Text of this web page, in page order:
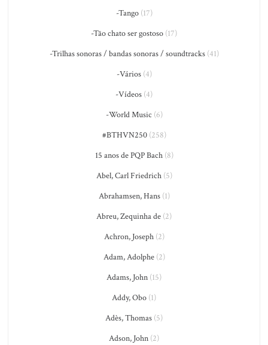
-Tango(17)
-Tão chato ser gostoso (17)
-Trilhas sonoras / bandas sonoras / soundtracks(41)
-Vários(4)
-Vídeos (4)
-World Music (6)
#BTHVN250(258)
15 anos de PQP Bach(8)
Abel, Carl Friedrich(5)
Abrahamsen, Hans(1)
Abreu, Zequinha de (2)
Achron, Joseph(2)
Adam, Adolphe(2)
Adams, John (15)
Addy, Obo (1)
Adès, Thomas (5)
Adson, John (2)